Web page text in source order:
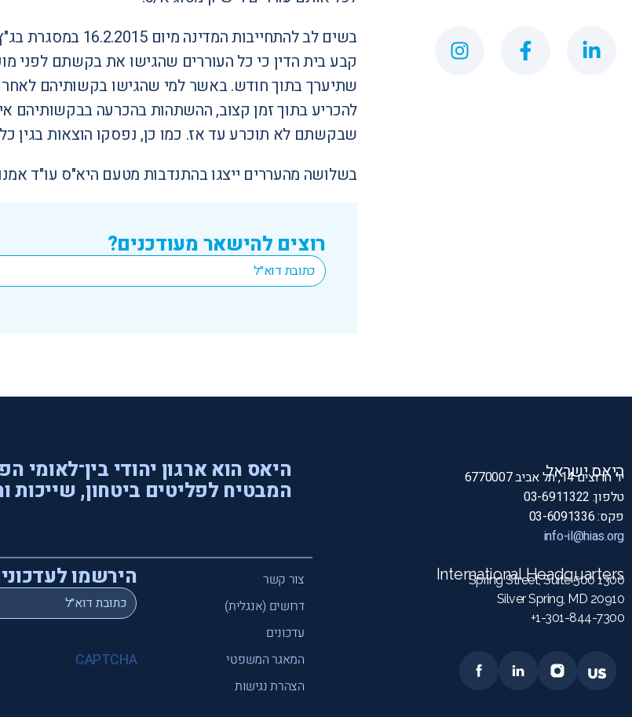
קבע בית הדין כי כל העוררים שהגישו את בקשתם לפני
שתיערך בתוך חודש. באשר למי שהגישו בקשותיהם לאחר
שבקשתם לא תוכרע עד אז. כמו כן, נפסקו הוצאות בגין
בשלושה מהעררים ייצגו בהתנדבות מטעם היא"ס עו"ד
רוצים להישאר מעודכנים?
Email
*
היאס ישראל
יד חרוצים 14, תל אביב 6770007
טלפון: 03-6911322
פקס: 03-6091336
info-il@hias.org
International Headquarters
1300 Spring Street, Suite 500
Silver Spring, MD 20910
1-301-844-7300+
היאס הוא ארגון יהודי בין־לאומי
המבטיח לפליטים ביטחון, שייכות
צור קשר
דרושים (אנגלית)
עדכונים
המאגר המשפטי
הצהרת נגישות
הירשמו
Email
*
CAPTCHA